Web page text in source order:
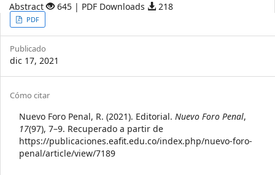
Abstract 645 | PDF Downloads 218
Article
Sidebar
PDF
Publicado
dic 17, 2021
Article
Details
Cómo citar
Nuevo Foro Penal, R. (2021). Editorial. Nuevo Foro Penal,
17(97), 7–9. Recuperado a partir de
https://publicaciones.eafit.edu.co/index.php/nuevo-foro-
penal/article/view/7189